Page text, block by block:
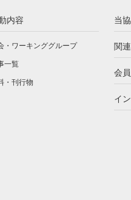
内容
・ワーキンググループ
一覧
・刊行物
当
関
会
イ